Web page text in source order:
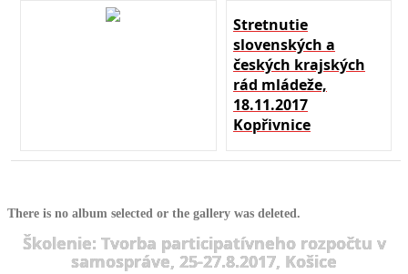
Stretnutie
slovenských a
českých krajských
rád mládeže,
18.11.2017
Kopřivnice
There is no album selected or the gallery was deleted.
Školenie: Tvorba participatívneho rozpočtu v
samospráve, 25-27.8.2017, Košice